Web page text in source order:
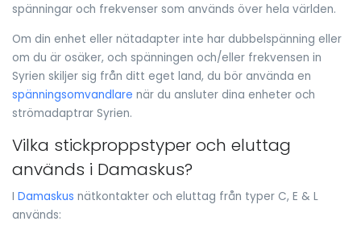
spänningar och frekvenser som används över hela världen.
Om din enhet eller nätadapter inte har dubbelspänning eller
om du är osäker, och spänningen och/eller frekvensen in
Syrien skiljer sig från ditt eget land, du bör använda en
spänningsomvandlare när du ansluter dina enheter och
strömadaptrar Syrien.
Vilka stickproppstyper och eluttag
används i Damaskus?
I Damaskus nätkontakter och eluttag från typer C, E & L
används: